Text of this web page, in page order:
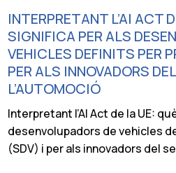
INTERPRETANT L’AI ACT
SIGNIFICA PER ALS
VEHICLES DEFINITS PER
PER ALS INNOVADORS
L’AUTOMOCIÓ
Interpretant l’AI Act de la UE:
desenvolupadors de vehicles
(SDV) i per als innovadors del